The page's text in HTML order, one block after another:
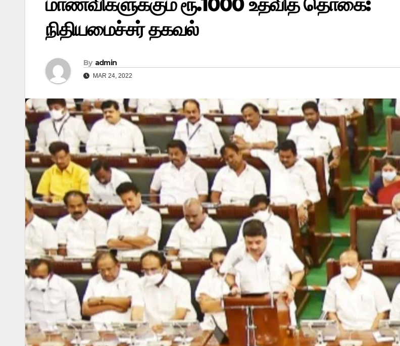
நிதியமைச்சர் தகவல்
By admin
MAR 24, 2022